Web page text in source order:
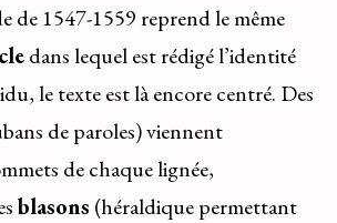
de 1547-1559 reprend le même
dans lequel est rédigé l’identité
le texte est là encore centré. Des
de paroles) viennent
de chaque lignée,
blasons (héraldique permettant